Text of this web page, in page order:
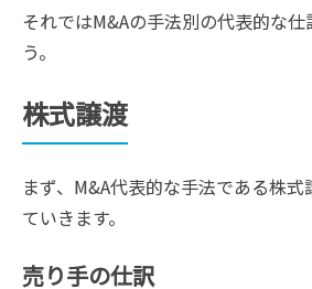
それではM&Aの手法別の代表的な
う。
株式譲渡
まず、M&A代表的な手法である株
ていきます。
売り手の仕訳